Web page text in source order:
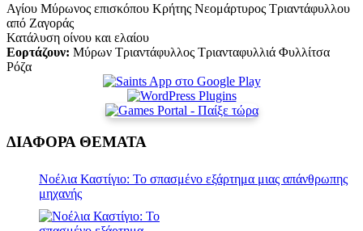
Αγίου Μύρωνος επισκόπου Κρήτης Νεομάρτυρος Τριαντάφυλλου
από Ζαγοράς
Κατάλυση οίνου και ελαίου
Εορτάζουν: Μύρων Τριαντάφυλλος Τριανταφυλλιά Φυλλίτσα
Ρόζα
ΔΙΑΦΟΡΑ ΘΕΜΑΤΑ
Νοέλια Καστίγιο: Το σπασμένο εξάρτημα μιας απάνθρωπης
μηχανής